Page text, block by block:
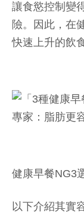
讓食慾控制變
險。因此，在
快速上升的飲
健康早餐NG3
以下介紹其實